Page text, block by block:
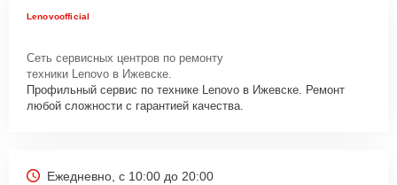
Lenovoofficial
Сеть сервисных центров по ремонту
техники Lenovo в Ижевске.
Профильный сервис по технике Lenovo в Ижевске. Ремонт
любой сложности с гарантией качества.
Ежедневно, с 10:00 до 20:00